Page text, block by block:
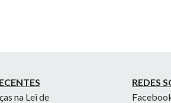
na Lei de
REDES